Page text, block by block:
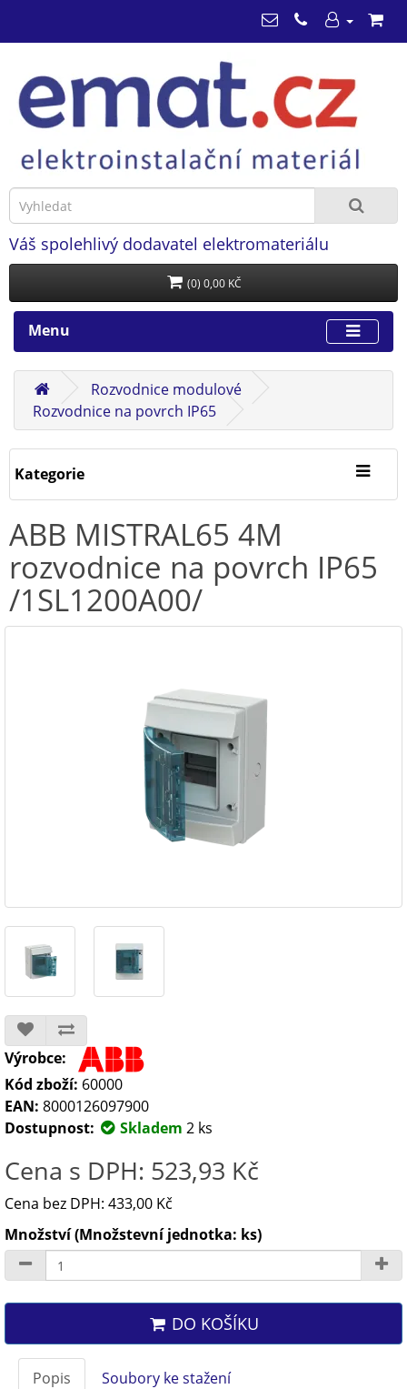
Váš spolehlivý dodavatel elektromateriálu
(0) 0,00 KČ
Menu
Rozvodnice modulové
Rozvodnice na povrch IP65
Kategorie
ABB MISTRAL65 4M
rozvodnice na povrch IP65
/1SL1200A00/
Výrobce:
Kód zboží: 60000
EAN: 8000126097900
Dostupnost:
Skladem 2 ks
Cena s DPH: 523,93 Kč
Cena bez DPH: 433,00 Kč
Množství (Množstevní jednotka: ks)
DO KOŠÍKU
Popis Soubory ke stažení